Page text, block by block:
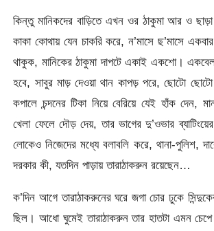
কিন্তু মানিকদের বাড়িতে এখন ওর ঠাকুমা আর ও
কাকা কোথায় যেন চাকরি করে, ন’মাসে ছ’মাসে
থাকুক, মানিকের ঠাকুমা দাপটে একাই একশো।
হবে, সাবুর মাড় দেওয়া থান কাপড় পরে, ছোটো ছোটো
কপালে চন্দনের টিকা নিয়ে বেরিয়ে যেই হাঁক দেন,
খেলা ফেলে দৌড় দেয়, তার ভাগের দু’ওভার
লোকেও নিজেদের মধ্যে বলাবলি করে, থানা-পুলিশ,
দরকার কী, যতদিন পাড়ায় তারাঠাকরুন রয়েছেন…
ক’দিন আগে তারাঠাকরুনের ঘরে জগা চোর ঢুকে সিন্দুকের
ছিল। আধো ঘুমেই তারাঠাকরুন তার হাতটা এমন চেপে